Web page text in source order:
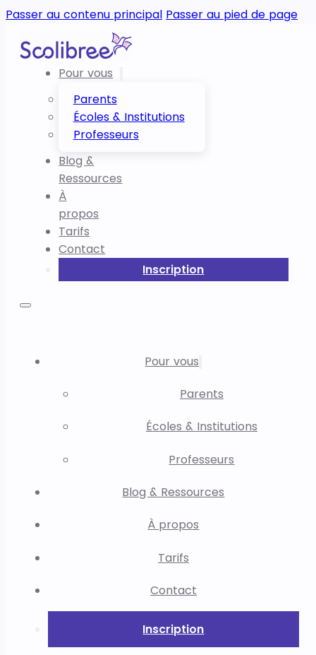
Passer au contenu principal Passer au pied de page
Pour vous
Parents
Écoles & Institutions
Professeurs
Blog &
Ressources
À
propos
Tarifs
Contact
Inscription
Pour vous
Parents
Écoles & Institutions
Professeurs
Blog & Ressources
À propos
Tarifs
Contact
Inscription